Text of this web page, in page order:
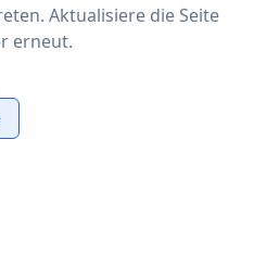
Aktualisiere die Seite
erneut.